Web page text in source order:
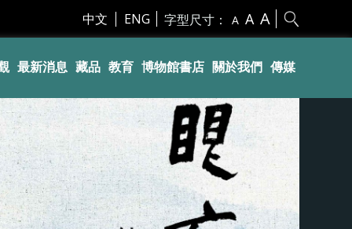
中文 ENG 字型尺寸： A A A
最新消息 藏品 教育 博物館書店 關於我們 傳媒